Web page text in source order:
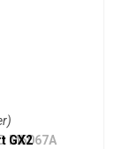
GX2